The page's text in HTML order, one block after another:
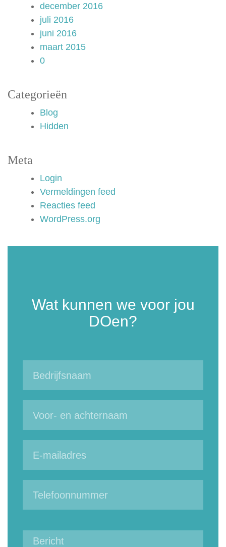
december 2016
juli 2016
juni 2016
maart 2015
0
Categorieën
Blog
Hidden
Meta
Login
Vermeldingen feed
Reacties feed
WordPress.org
Wat kunnen we voor jou
DOen?